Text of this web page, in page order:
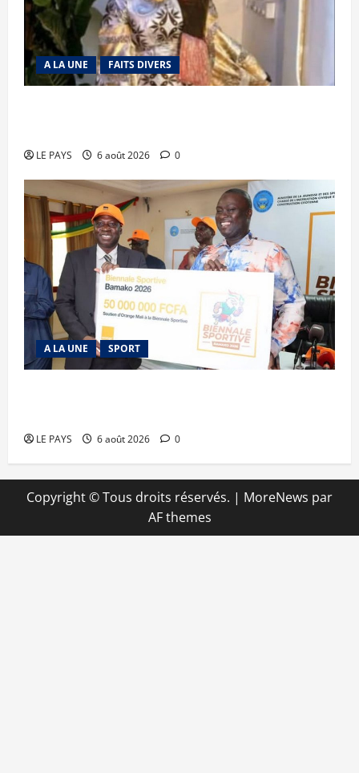
A LA UNE FAITS DIVERS
LE PAYS 6 août 2026 0
A LA UNE SPORT
LE PAYS 6 août 2026 0
Copyright © Tous droits réservés. | MoreNews par
AF themes